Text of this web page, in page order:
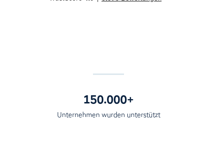
150.000+
Unternehmen wurden unterstützt